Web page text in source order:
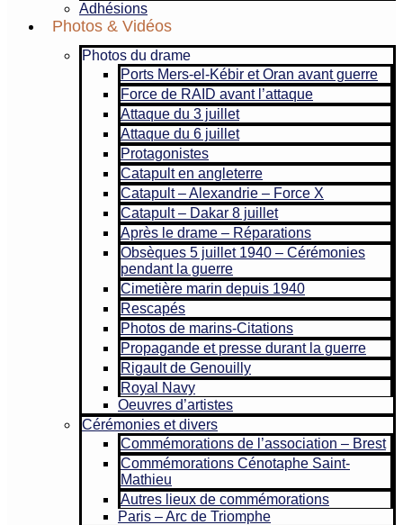
Adhésions
Photos & Vidéos
Photos du drame
Ports Mers-el-Kébir et Oran avant guerre
Force de RAID avant l’attaque
Attaque du 3 juillet
Attaque du 6 juillet
Protagonistes
Catapult en angleterre
Catapult – Alexandrie – Force X
Catapult – Dakar 8 juillet
Après le drame – Réparations
Obsèques 5 juillet 1940 – Cérémonies
pendant la guerre
Cimetière marin depuis 1940
Rescapés
Photos de marins-Citations
Propagande et presse durant la guerre
Rigault de Genouilly
Royal Navy
Oeuvres d’artistes
Cérémonies et divers
Commémorations de l’association – Brest
Commémorations Cénotaphe Saint-
Mathieu
Autres lieux de commémorations
Paris – Arc de Triomphe